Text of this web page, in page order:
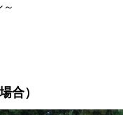
合）